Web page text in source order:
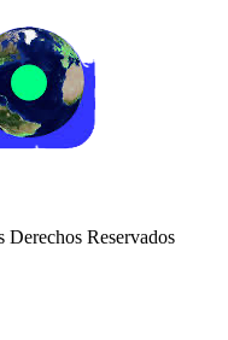
Reservados